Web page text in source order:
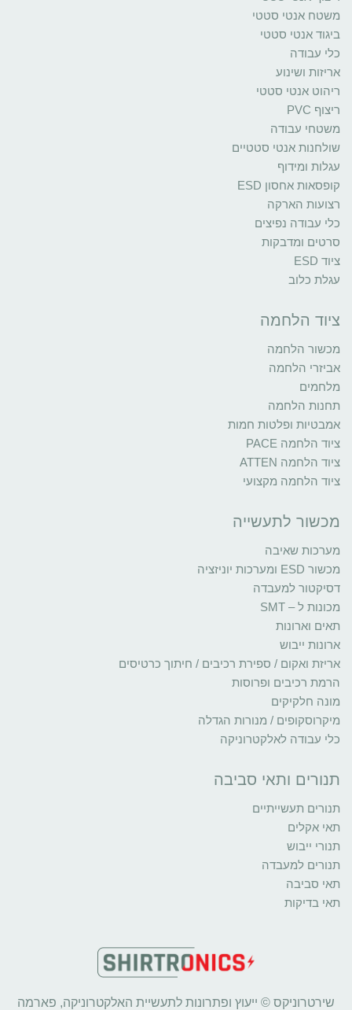
משטח אנטי סטטי
ביגוד אנטי סטטי
כלי עבודה
אריזות ושינוע
ריהוט אנטי סטטי
ריצוף PVC
משטחי עבודה
שולחנות אנטי סטטיים
עגלות ומידוף
קופסאות אחסון ESD
רצועות הארקה
כלי עבודה נפיצים
סרטים ומדבקות
ציוד ESD
עגלת כלוב
ציוד הלחמה
מכשור הלחמה
אביזרי הלחמה
מלחמים
תחנות הלחמה
אמבטיות ופלטות חמות
ציוד הלחמה PACE
ציוד הלחמה ATTEN
ציוד הלחמה מקצועי
מכשור לתעשייה
מערכות שאיבה
מכשור ESD ומערכות יוניזציה
דסיקטור למעבדה
מכונות ל – SMT
תאים וארונות
ארונות ייבוש
אריזת ואקום / ספירת רכיבים / חיתוך כרטיסים
הרמת רכיבים ופרוסות
מונה חלקיקים
מיקרוסקופים / מנורות הגדלה
כלי עבודה לאלקטרוניקה
תנורים ותאי סביבה
תנורים תעשייתיים
תאי אקלים
תנורי ייבוש
תנורים למעבדה
תאי סביבה
תאי בדיקות
שירטרוניקס © ייעוץ ופתרונות לתעשיית האלקטרוניקה, פארמה